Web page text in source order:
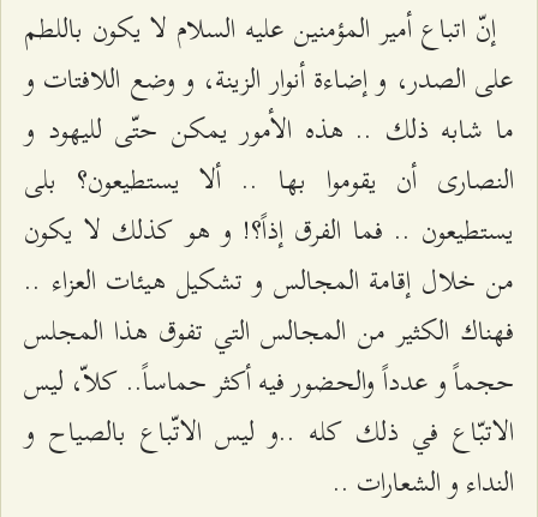
إنّ اتباع أمير المؤمنين عليه السلام لا يكون باللطم
على الصدر، و إضاءة أنوار الزينة، و وضع اللافتات و
ما شابه ذلك .. هذه الأمور يمكن حتّى لليهود و
النصارى أن يقوموا بها .. ألا يستطيعون؟ بلى
يستطيعون .. فما الفرق إذاً؟! و هو كذلك لا يكون
من خلال إقامة المجالس و تشكيل هيئات العزاء ..
فهناك الكثير من المجالس التي تفوق هذا المجلس
حجماً و عدداً والحضور فيه أكثر حماساً.. كلاّ، ليس
الاتبّاع في ذلك كله ..و ليس الاتّباع بالصياح و
النداء و الشعارات ..